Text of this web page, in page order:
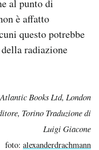
al punto di
è affatto
questo potrebbe
radiazione
Books Ltd, London
Torino Traduzione di
Luigi Giacone
foto: alexanderdrachmann